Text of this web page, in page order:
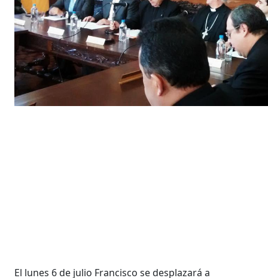
El lunes 6 de julio Francisco se desplazará a